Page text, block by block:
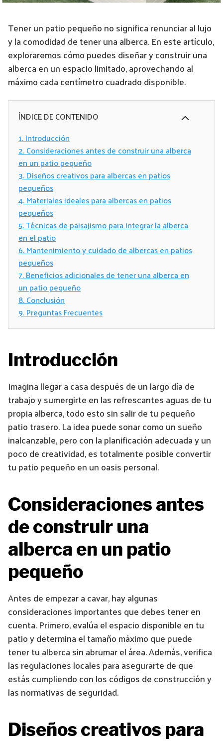
Tener un patio pequeño no significa renunciar al lujo
y la comodidad de tener una alberca. En este artículo,
exploraremos cómo puedes diseñar y construir una
alberca en un espacio limitado, aprovechando al
máximo cada centímetro cuadrado disponible.
ÍNDICE DE CONTENIDO
1.Introducción
2.Consideraciones antes de construir una alberca
en un patio pequeño
3.Diseños creativos para albercas en patios
pequeños
4.Materiales ideales para albercas en patios
pequeños
5.Técnicas de paisajismo para integrar la alberca
en el patio
6.Mantenimiento y cuidado de albercas en patios
pequeños
7.Beneficios adicionales de tener una alberca en
un patio pequeño
8.Conclusión
9.Preguntas Frecuentes
Introducción
Imagina llegar a casa después de un largo día de
trabajo y sumergirte en las refrescantes aguas de tu
propia alberca, todo esto sin salir de tu pequeño
patio trasero. La idea puede sonar como un sueño
inalcanzable, pero con la planificación adecuada y un
poco de creatividad, es totalmente posible convertir
tu patio pequeño en un oasis personal.
Consideraciones antes
de construir una
alberca en un patio
pequeño
Antes de empezar a cavar, hay algunas
consideraciones importantes que debes tener en
cuenta. Primero, evalúa el espacio disponible en tu
patio y determina el tamaño máximo que puede
tener tu alberca sin abrumar el área. Además, verifica
las regulaciones locales para asegurarte de que
estás cumpliendo con los códigos de construcción y
las normativas de seguridad.
Diseños creativos para